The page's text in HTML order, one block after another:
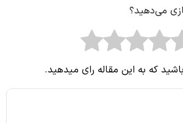
می‌دهید؟
که به این مقاله رای میدهید.